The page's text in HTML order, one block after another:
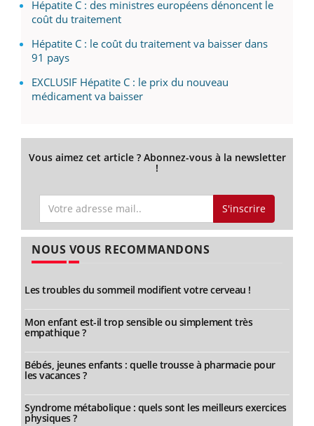
Hépatite C : des ministres européens dénoncent le
coût du traitement
Hépatite C : le coût du traitement va baisser dans
91 pays
EXCLUSIF Hépatite C : le prix du nouveau
médicament va baisser
Vous aimez cet article ? Abonnez-vous à la newsletter
!
S'inscrire
NOUS VOUS RECOMMANDONS
Les troubles du sommeil modifient votre cerveau !
Mon enfant est-il trop sensible ou simplement très
empathique ?
Bébés, jeunes enfants : quelle trousse à pharmacie pour
les vacances ?
Syndrome métabolique : quels sont les meilleurs exercices
physiques ?